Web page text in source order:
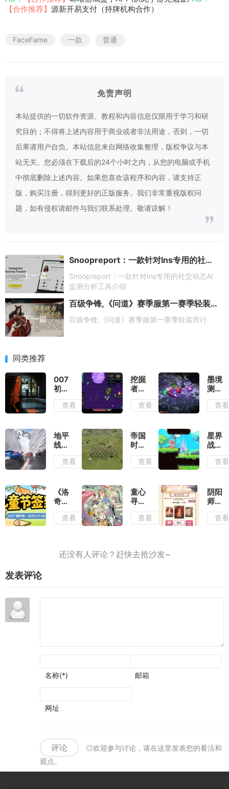
【合作推荐】 源新开易支付（持牌机构合作）
FaceFame 一款 普通
免责声明
本站提供的一切软件资源、教程和内容信息仅限用于学习和研
究目的；不得将上述内容用于商业或者非法用途，否则，一切
后果请用户自负。本站信息来自网络收集整理，版权争议与本
站无关。您必须在下载后的24个小时之内，从您的电脑或手机
中彻底删除上述内容。如果您喜欢该程序和内容，请支持正
版，购买注册，得到更好的正版服务。我们非常重视版权问
题，如有侵权请邮件与我们联系处理。敬请谅解！
上一篇
Snoopreport：一款针对Ins专用的社交动态AI监测分析工具介绍
Snoopreport：一款针对Ins专用的社交动态AI
监测分析工具介绍
下一篇
百级争锋,《问道》赛季服第一赛季轻装而行
百级争锋,《问道》赛季服第一赛季轻装而行
同类推荐
007
初露
锋芒
准则
就是
出其
不意
查看
挖掘
者米
娜测
评：
复古
滤镜
去看
查看
墨境
测
评：
墨宝
提供
非常
多的
构筑
查看
地平
线6
测
评：
厚到
几乎
无法
忽视
查看
帝国
时代
4岳
飞传
战役
叙事
和历
史氛
查看
星界
战士
测
评：
成为
神作
的潜
查看
《洛
奇》
童趣
到活
查看
童心
寻趣
《第
五人
今日
查看
阴阳
师
“拾
光启
查看
发表评论
名称(*) 邮箱
网址
评论
◎欢迎参与讨论，请在这里发表您的看法和
观点。